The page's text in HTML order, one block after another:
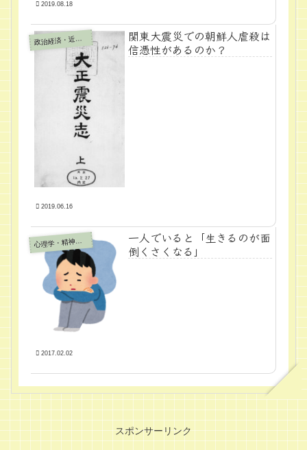
2019.08.18
政
治経済・近代学問
関東大震災での朝鮮人虐殺は
信憑性があるのか？
2019.06.16
心
理学・精神医学
一人でいると「生きるのが面
倒くさくなる」
2017.02.02
スポンサーリンク